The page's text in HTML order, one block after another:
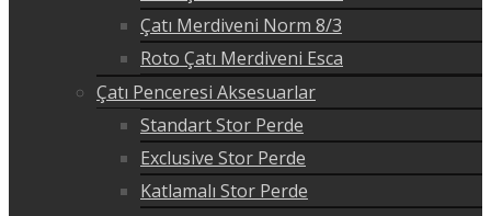
Çatı Merdiveni Norm 8/3
Roto Çatı Merdiveni Esca
Çatı Penceresi Aksesuarlar
Standart Stor Perde
Exclusive Stor Perde
Katlamalı Stor Perde